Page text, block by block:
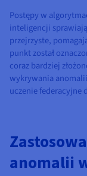
Postępy w
inteligencji
przejrzyste,
punkt został
coraz bardziej
wykrywania
uczenie federacyjne
anomalii